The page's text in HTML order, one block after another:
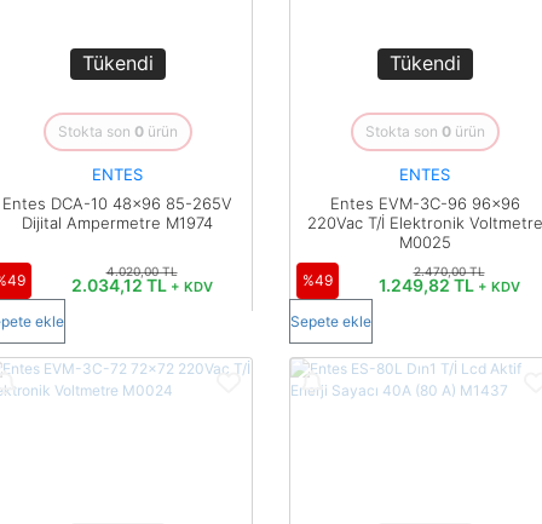
Tükendi
Stokta son 0ürün
ENTES
Entes DCA-10 48x96 85-265V
Dijital Ampermetre M1974
4.020,00 TL
2.034,12 TL + KDV
ekle
Tükendi
Stokta son 0ürün
ENTES
Entes EVM-3C-96 96x96
220Vac T/İ Elektronik Voltmetre
M0025
%49 2.470,00 TL
1.249,82 TL + KDV
Sepete ekle